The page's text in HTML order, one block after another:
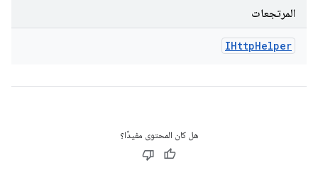
المرتجعات
IHttpHelper
هل كان المحتوى مفيدًا؟